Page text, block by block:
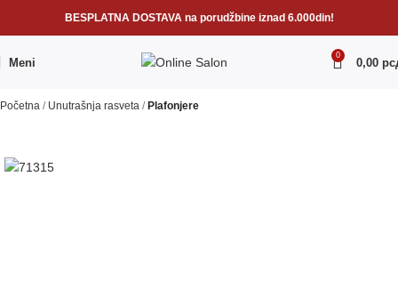
BESPLATNA DOSTAVA na porudžbine iznad 6.000din!
Meni
0
0,00
Početna Unutrašnja rasveta Plafonjere